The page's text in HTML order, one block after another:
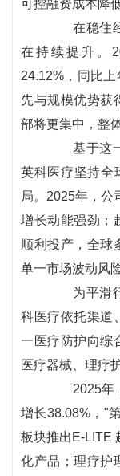
可控融资成本降
在稳住经
在持续提升。
24.12%，同比
先与规模优势获
部将更集中，整
基于这一
英科医疗坚持全
局。2025年，公
增长动能强劲；
顺利投产，全球
单一市场波动风
为平滑行
科医疗依托渠道
一医疗防护向综
医疗器械、理疗
2025年，
增长38.08%，"
板块推出E-LITE
化产品；理疗护